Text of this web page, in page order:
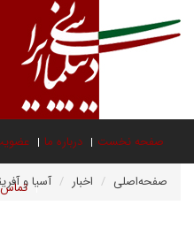
صفحه نخست درباره ما
تماس صفحه‌اصلی اخبار آسیا و